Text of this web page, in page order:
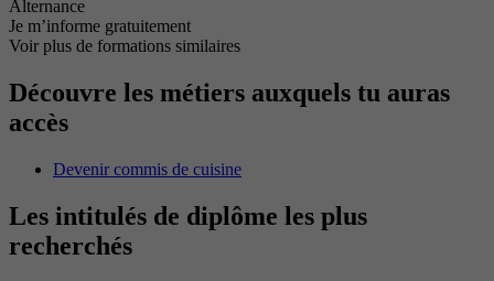
Alternance
Je m’informe gratuitement
Voir plus de formations similaires
Découvre les métiers auxquels tu auras
accès
Devenir commis de cuisine
Les intitulés de diplôme les plus
recherchés